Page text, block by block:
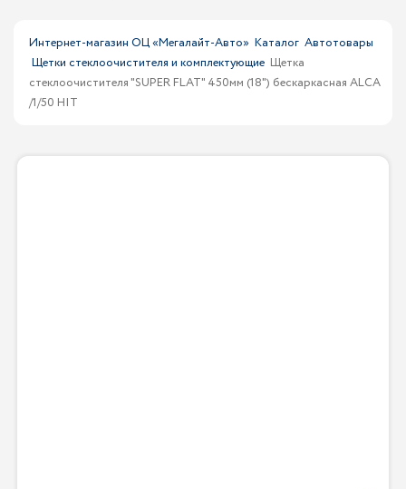
Интернет-магазин ОЦ «Мегалайт-Авто» Каталог Автотовары
Щетки стеклоочистителя и комплектующие Щетка
стеклоочистителя "SUPER FLAT" 450мм (18") беcкаркасная ALCA
/1/50 HIT